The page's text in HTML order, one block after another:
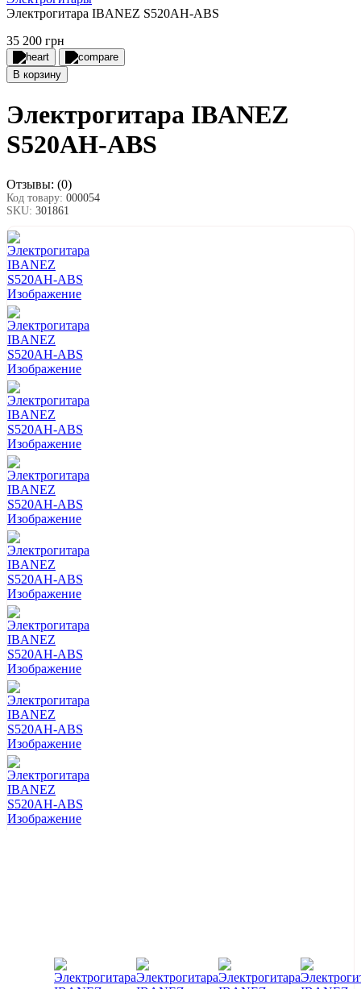
Электрогитара IBANEZ S520AH-ABS
35 200 грн
В корзину
Электрогитара IBANEZ
S520AH-ABS
Отзывы: (0)
Код товару: 000054
SKU: 301861